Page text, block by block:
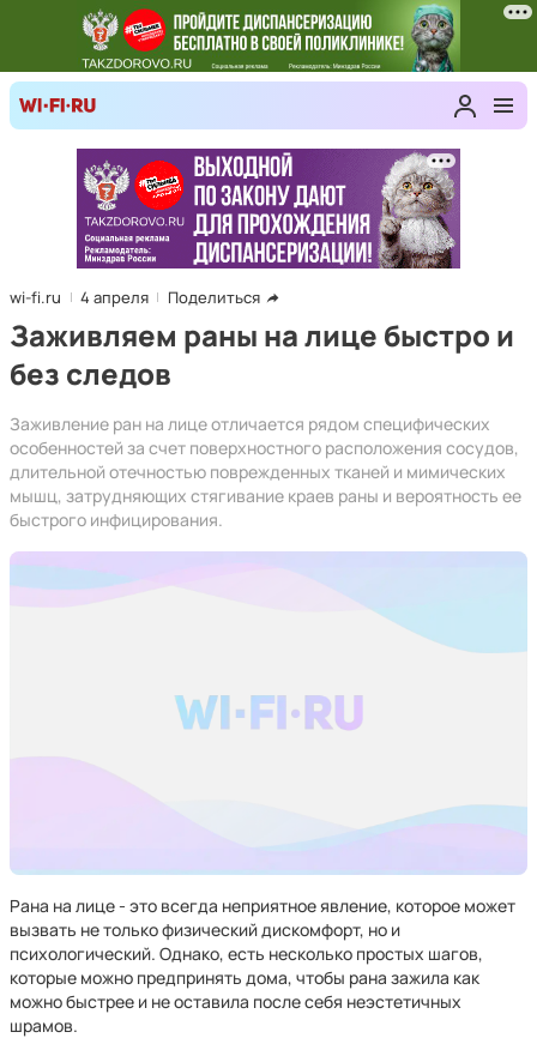
wi-fi.ru 4 апреля Поделиться
Заживляем раны на лице быстро и
без следов
Заживление ран на лице отличается рядом специфических
особенностей за счет поверхностного расположения сосудов,
длительной отечностью поврежденных тканей и мимических
мышц, затрудняющих стягивание краев раны и вероятность ее
быстрого инфицирования.
Рана на лице - это всегда неприятное явление, которое может
вызвать не только физический дискомфорт, но и
психологический. Однако, есть несколько простых шагов,
которые можно предпринять дома, чтобы рана зажила как
можно быстрее и не оставила после себя неэстетичных
шрамов.